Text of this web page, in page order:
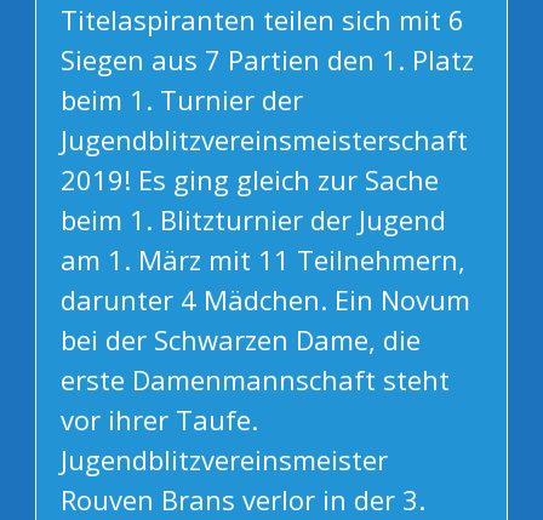
Titelaspiranten teilen sich mit 6
Siegen aus 7 Partien den 1. Platz
beim 1. Turnier der
Jugendblitzvereinsmeisterschaft
2019! Es ging gleich zur Sache
beim 1. Blitzturnier der Jugend
am 1. März mit 11 Teilnehmern,
darunter 4 Mädchen. Ein Novum
bei der Schwarzen Dame, die
erste Damenmannschaft steht
vor ihrer Taufe.
Jugendblitzvereinsmeister
Rouven Brans verlor in der 3.